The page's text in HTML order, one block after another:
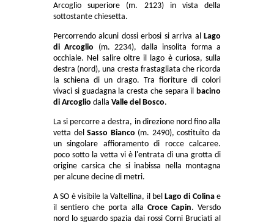
Arcoglio superiore (m. 2123) in vista della
sottostante chiesetta.
Percorrendo alcuni dossi erbosi si arriva al
Lago
di Arcoglio (m. 2234), dalla insolita forma a
occhiale. Nel salire oltre il lago è curiosa, sulla
destra (nord), una cresta frastagliata che ricorda
la schiena di un drago. Tra fioriture di colori
vivaci si guadagna la cresta che separa il bacino
di Arcoglio dalla Valle del Bosco.
La si percorre a destra, in direzione nord fino alla
vetta delSasso Bianco (m. 2490), costituito da
un singolare affioramento di rocce calcaree.
poco sotto la vetta vi è l'entrata di una grotta di
origine carsica che si inabissa nella montagna
per alcune decine di metri.
A SO è visibile la Valtellina, il bel Lago di Colinae
il sentiero che porta alla Croce Capin. Versdo
nord lo sguardo spazia dai rossi Corni Bruciati al